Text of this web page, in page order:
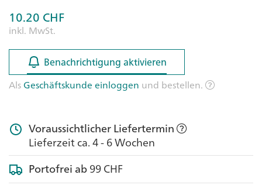
10.20 CHF
inkl. MwSt.
Benachrichtigung aktivieren
Benachrichtigung aktivieren
AlsGeschäftskunde einloggen und bestellen.
Voraussichtlicher Liefertermin
Lieferzeit ca. 4 - 6 Wochen
Portofrei ab99 CHF